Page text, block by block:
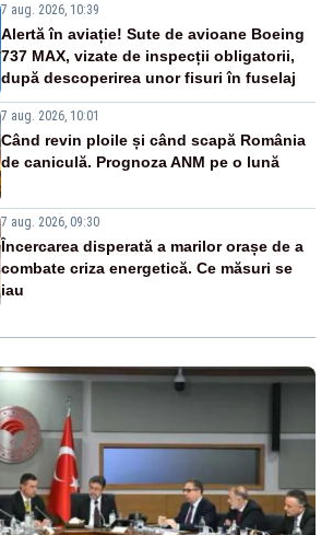
7 aug. 2026, 10:39
Alertă în aviație! Sute de avioane Boeing
737 MAX, vizate de inspecții obligatorii,
după descoperirea unor fisuri în fuselaj
7 aug. 2026, 10:01
Când revin ploile și când scapă România
de caniculă. Prognoza ANM pe o lună
7 aug. 2026, 09:30
Încercarea disperată a marilor orașe de a
combate criza energetică. Ce măsuri se
iau